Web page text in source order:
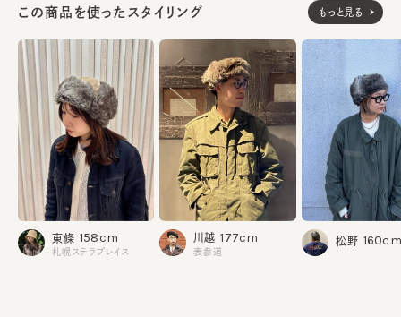
この商品を使ったスタイリング もっと見る
東條 158cm
札幌ステラプレイス
川越 177cm
表参道
松野 160cm